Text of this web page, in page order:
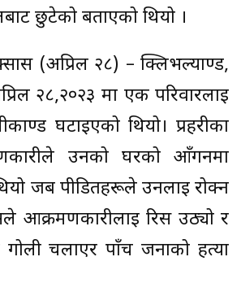
छुटेको बताएको थियो ।
(अप्रिल २८) – क्लिभल्याण्ड,
२८,२०२३ मा एक परिवारलाई
घटाइएको थियो। प्रहरीका
उनको घरको आँगनमा
जब पीडितहरूले उनलाई रोक्न
आक्रमणकारीलाई रिस उठ्यो र
चलाएर पाँच जनाको हत्या